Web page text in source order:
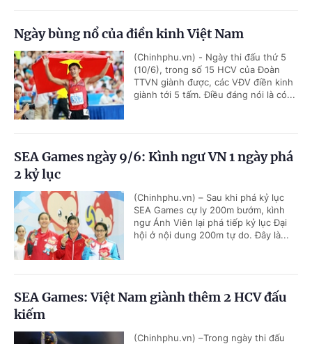
Ngày bùng nổ của điền kinh Việt Nam
(Chinhphu.vn) - Ngày thi đấu thứ 5
(10/6), trong số 15 HCV của Đoàn
TTVN giành được, các VĐV điền kinh
giành tới 5 tấm. Điều đáng nói là có...
SEA Games ngày 9/6: Kình ngư VN 1 ngày phá
2 kỷ lục
(Chinhphu.vn) – Sau khi phá kỷ lục
SEA Games cự ly 200m bướm, kình
ngư Ánh Viên lại phá tiếp kỷ lục Đại
hội ở nội dung 200m tự do. Đây là...
SEA Games: Việt Nam giành thêm 2 HCV đấu
kiếm
(Chinhphu.vn) –Trong ngày thi đấu